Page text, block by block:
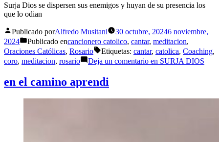
Surja Dios se dispersen sus enemigos y huyan de su presencia los
que lo odian
Publicado porAlfredo Musitani 30 octubre, 20246 noviembre,
2024
Publicado encancionero catolico, cantar, meditacion,
Oraciones Católicas, Rosario Etiquetas: cantar, catolica, Coaching,
coro, meditacion, rosario Deja un comentario en SURJA DIOS
en el camino aprendi